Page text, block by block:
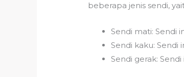
beberapa jenis sendi,
Sendi mati: Sendi
Sendi kaku: Sendi
Sendi gerak: